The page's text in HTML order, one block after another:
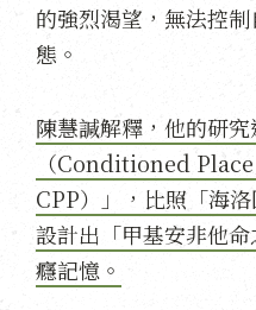
的強烈渴望，無法控
態。
陳慧諴解釋，他的研
（Conditioned
CPP）」，比照「海
設計出「甲基安非他
癮記憶。